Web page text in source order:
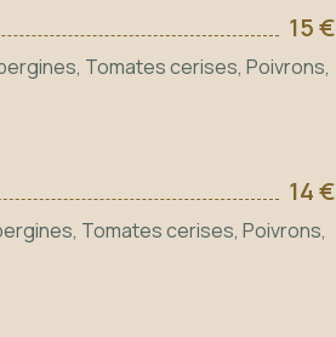
15 €
Tomates cerises, Poivrons,
14 €
Tomates cerises, Poivrons,